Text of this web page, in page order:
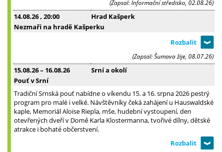
(Zapsal: Informační středisko, 02.08.26)
14.08.26, 20:00
Hrad Kašperk
Nezmaři na hradě Kašperku
(Zapsal: Šumava žije, 08.07.26)
15.08.26– 16.08.26
Srní a okolí
Pouť v Srní
Tradiční Srnská pouť nabídne o víkendu 15. a 16. srpna 2026 pestrý
program pro malé i velké. Návštěvníky čeká zahájení u Hauswaldské
kaple, Memoriál Aloise Riepla, mše, hudební vystoupení, den
otevřených dveří v Domě Karla Klostermanna, tvořivé dílny, dětské
atrakce i bohaté občerstvení.